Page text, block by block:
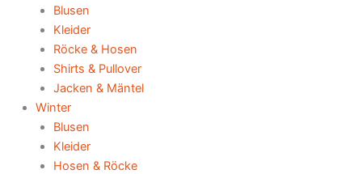
Blusen
Kleider
Röcke & Hosen
Shirts & Pullover
Jacken & Mäntel
Winter
Blusen
Kleider
Hosen & Röcke